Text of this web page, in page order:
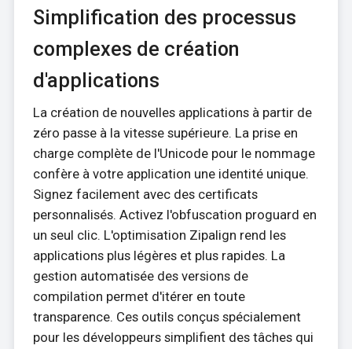
Simplification des processus
complexes de création
d'applications
La création de nouvelles applications à partir de
zéro passe à la vitesse supérieure. La prise en
charge complète de l'Unicode pour le nommage
confère à votre application une identité unique.
Signez facilement avec des certificats
personnalisés. Activez l'obfuscation proguard en
un seul clic. L'optimisation Zipalign rend les
applications plus légères et plus rapides. La
gestion automatisée des versions de
compilation permet d'itérer en toute
transparence. Ces outils conçus spécialement
pour les développeurs simplifient des tâches qui